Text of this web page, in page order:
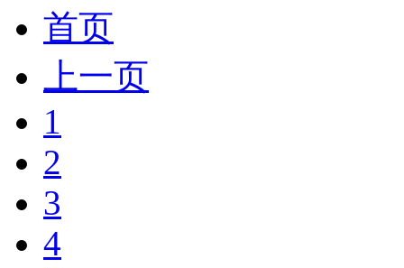
首页
上一页
1
2
3
4